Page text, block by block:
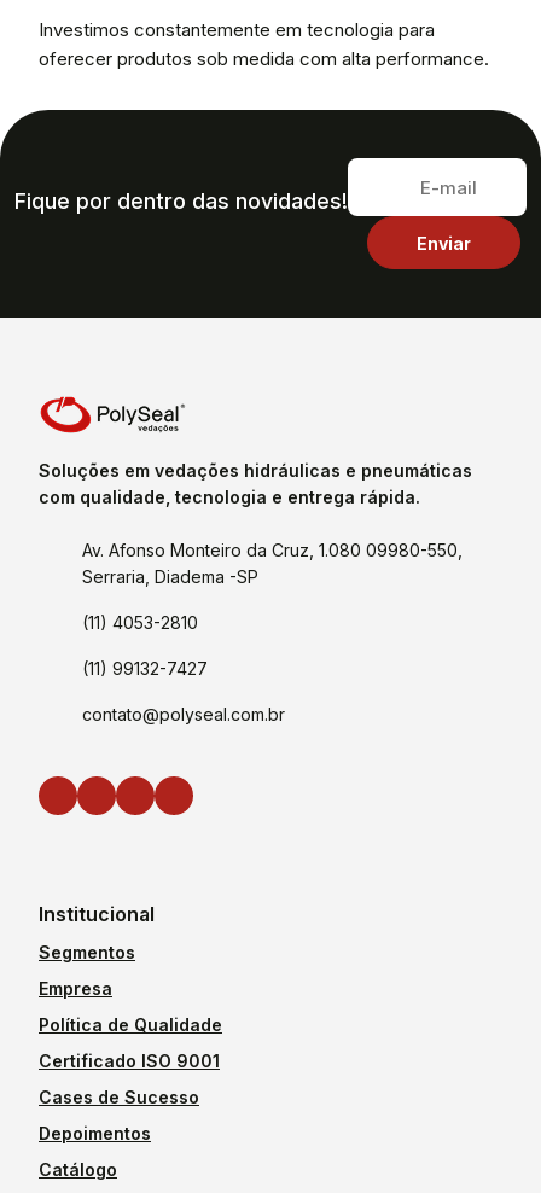
Investimos constantemente em tecnologia para
oferecer produtos sob medida com alta performance.
Fique por dentro das novidades!
Soluções em vedações hidráulicas e pneumáticas
com qualidade, tecnologia e entrega rápida.
Av. Afonso Monteiro da Cruz, 1.080 09980-550,
Serraria, Diadema -SP
(11) 4053-2810
(11) 99132-7427
contato@polyseal.com.br
Institucional
Segmentos
Empresa
Política de Qualidade
Certificado ISO 9001
Cases de Sucesso
Depoimentos
Catálogo